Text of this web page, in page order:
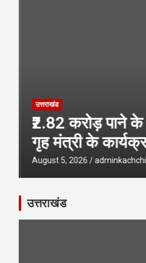
उत्तराखंड
₹2.82 करोड़ पाने
गृह मंत्री के
August 5, 2026 adminkachchi
उत्तराखंड